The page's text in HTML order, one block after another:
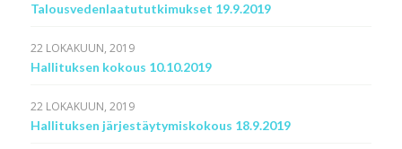
Talousvedenlaatututkimukset 19.9.2019
22 LOKAKUUN, 2019
Hallituksen kokous 10.10.2019
22 LOKAKUUN, 2019
Hallituksen järjestäytymiskokous 18.9.2019